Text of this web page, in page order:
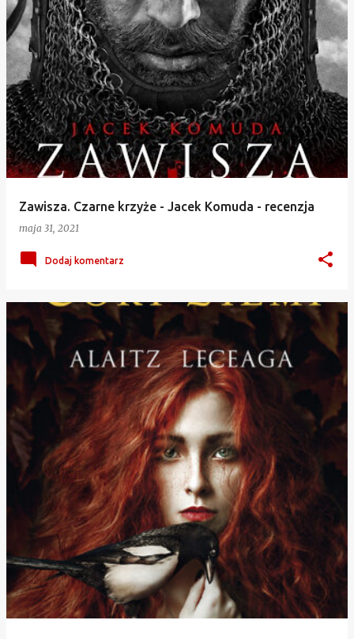
Zawisza. Czarne krzyże - Jacek Komuda - recenzja
maja 31, 2021
Dodaj komentarz